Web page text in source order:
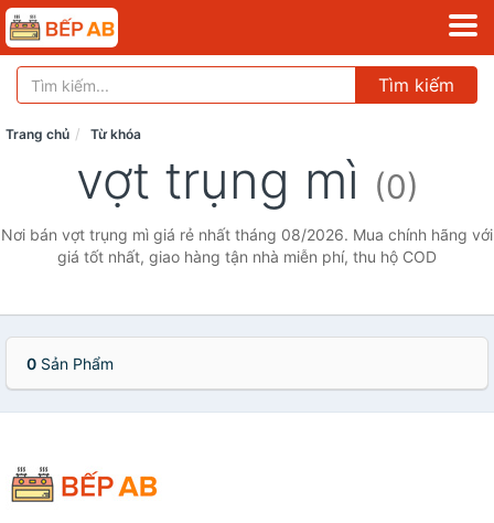
Tìm kiếm
Trang chủ Từ khóa
vợt trụng mì (0)
Nơi bán vợt trụng mì giá rẻ nhất tháng 08/2026. Mua chính hãng với
giá tốt nhất, giao hàng tận nhà miễn phí, thu hộ COD
0 Sản Phẩm